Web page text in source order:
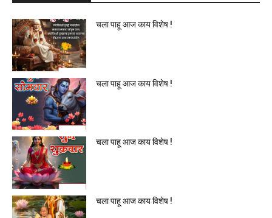
चला पाहू आज काय विशेष !
चला पाहू आज काय विशेष !
चला पाहू आज काय विशेष !
चला पाहू आज काय विशेष !